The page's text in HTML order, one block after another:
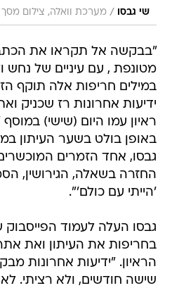
שי גבסו / מערכת וואלה, צילום מסך
"בבקשה אל תקראו את
מטונפת , עם עיניים של נחש
במילים חריפות אלה תוקף
ידיעות אחרונות רז שכניק
באופן בולט בשער העיתון
גבסו, אחד הזמרים
החזרה בשאלה, הגירושין,
'הייתי עם כולם'".
גבסו העלה לעמוד הפייסבוק
בחריפות את העיתון ואת
הראיון. "ידיעות אחרונות
שישה חודשים, ולא רציתי. לא